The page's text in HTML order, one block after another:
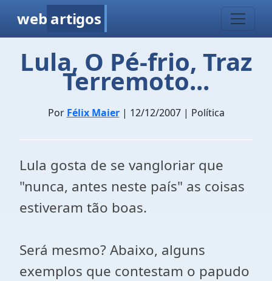
web artigos
Lula, O Pé-frio, Traz
Terremoto...
Por Félix Maier| 12/12/2007 | Política
Lula gosta de se vangloriar que
"nunca, antes neste país" as coisas
estiveram tão boas.
Será mesmo? Abaixo, alguns
exemplos que contestam o papudo